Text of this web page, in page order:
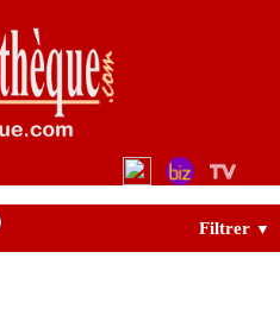
Filtrer ▼